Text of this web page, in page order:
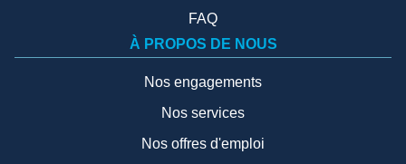
FAQ
À PROPOS DE NOUS
Nos engagements
Nos services
Nos offres d'emploi